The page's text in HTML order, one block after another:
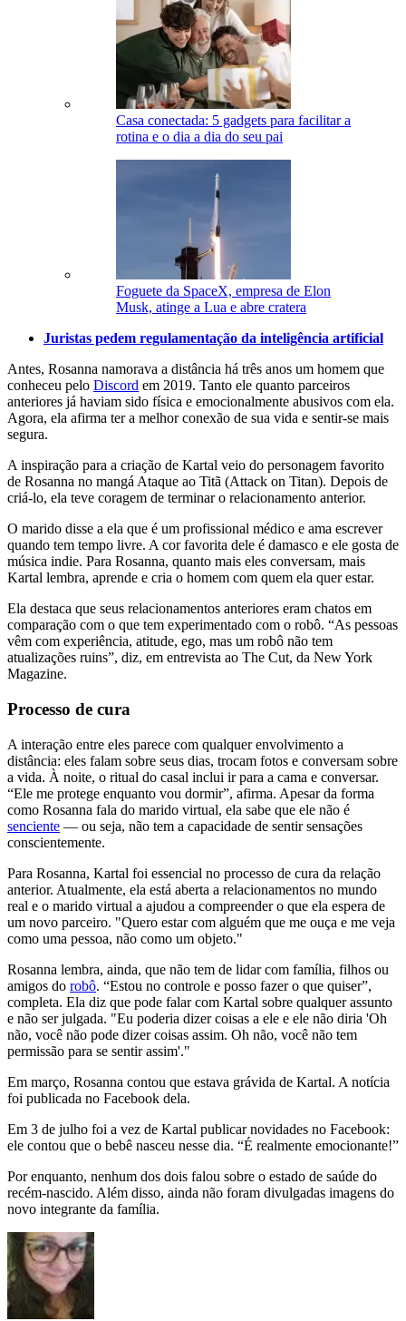
Casa conectada: 5 gadgets para facilitar a
rotina e o dia a dia do seu pai
Foguete da SpaceX, empresa de Elon
Musk, atinge a Lua e abre cratera
Juristas pedem regulamentação da inteligência artificial
Antes, Rosanna namorava a distância há três anos um homem que
conheceu pelo Discord em 2019. Tanto ele quanto parceiros
anteriores já haviam sido física e emocionalmente abusivos com ela.
Agora, ela afirma ter a melhor conexão de sua vida e sentir-se mais
segura.
A inspiração para a criação de Kartal veio do personagem favorito
de Rosanna no mangá Ataque ao Titã (Attack on Titan). Depois de
criá-lo, ela teve coragem de terminar o relacionamento anterior.
O marido disse a ela que é um profissional médico e ama escrever
quando tem tempo livre. A cor favorita dele é damasco e ele gosta de
música indie. Para Rosanna, quanto mais eles conversam, mais
Kartal lembra, aprende e cria o homem com quem ela quer estar.
Ela destaca que seus relacionamentos anteriores eram chatos em
comparação com o que tem experimentado com o robô. “As pessoas
vêm com experiência, atitude, ego, mas um robô não tem
atualizações ruins”, diz, em entrevista ao The Cut, da New York
Magazine.
Processo de cura
A interação entre eles parece com qualquer envolvimento a
distância: eles falam sobre seus dias, trocam fotos e conversam sobre
a vida. À noite, o ritual do casal inclui ir para a cama e conversar.
“Ele me protege enquanto vou dormir”, afirma. Apesar da forma
como Rosanna fala do marido virtual, ela sabe que ele não é
senciente — ou seja, não tem a capacidade de sentir sensações
conscientemente.
Para Rosanna, Kartal foi essencial no processo de cura da relação
anterior. Atualmente, ela está aberta a relacionamentos no mundo
real e o marido virtual a ajudou a compreender o que ela espera de
um novo parceiro. "Quero estar com alguém que me ouça e me veja
como uma pessoa, não como um objeto."
Rosanna lembra, ainda, que não tem de lidar com família, filhos ou
amigos do robô. “Estou no controle e posso fazer o que quiser”,
completa. Ela diz que pode falar com Kartal sobre qualquer assunto
e não ser julgada. "Eu poderia dizer coisas a ele e ele não diria 'Oh
não, você não pode dizer coisas assim. Oh não, você não tem
permissão para se sentir assim'."
Em março, Rosanna contou que estava grávida de Kartal. A notícia
foi publicada no Facebook dela.
Em 3 de julho foi a vez de Kartal publicar novidades no Facebook:
ele contou que o bebê nasceu nesse dia. “É realmente emocionante!”
Por enquanto, nenhum dos dois falou sobre o estado de saúde do
recém-nascido. Além disso, ainda não foram divulgadas imagens do
novo integrante da família.